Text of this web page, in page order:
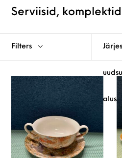
Serviisid, komplektid
Filters
alusel